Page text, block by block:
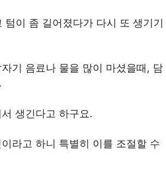
이 좀 길어졌다가 다시 또 생기기
기 음료나 물을 많이 마셨을때, 담
생긴다고 하구요.
라고 하니 특별히 이를 조절할 수